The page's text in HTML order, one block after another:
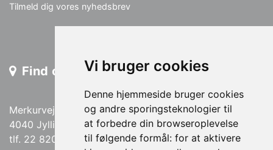
Vi bruger cookies
Denne hjemmeside bruger cookies
og andre sporingsteknologier til
at forbedre din browseroplevelse
til følgende formål: for at aktivere
Tilmeld dig vores nyhedsbrev
Find os
Merkurvej 13
4040 Jyllinge
tlf. 22 820 820